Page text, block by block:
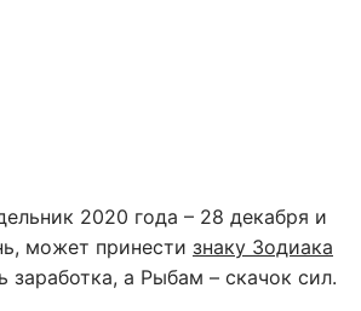
2020 года – 28 декабря и
может принести знаку Зодиака
заработка, а Рыбам – скачок сил.